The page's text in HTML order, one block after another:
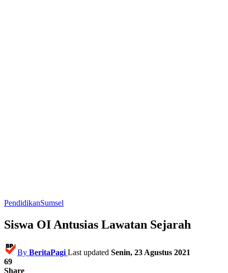
PendidikanSumsel
Siswa OI Antusias Lawatan Sejarah
By BeritaPagi Last updated Senin, 23 Agustus 2021
69
Share